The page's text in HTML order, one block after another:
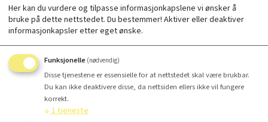
Lengde
Her kan du vurdere og tilpasse informasjonkapslene vi ønsker å
bruke på dette nettstedet. Du bestemmer! Aktiver eller deaktiver
informasjonkapsler etter eget ønske.
Funksjonelle (nødvendig)
Disse tjenestene er essensielle for at nettstedet skal være brukbar.
Du kan ikke deaktivere disse, da nettsiden ellers ikke vil fungere
korrekt.
↓ 1tjeneste